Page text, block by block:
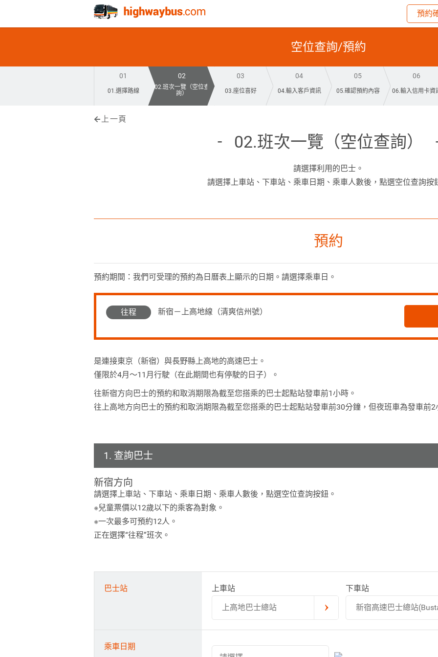
預約
空位查詢/預約
01
01.選擇路線
02
02.班次一覽（空位查
詢）
03
03.座位喜好
04
04.輸入客戶資訊
05
05.確認預約內容
06
06.輸入信用卡資
上一頁
02.班次一覽（空位查詢）
請選擇利用的巴士。
請選擇上車站、下車站、乘車日期、乘車人數後，點選空位查詢按
預約
預約期間：我們可受理的預約為日曆表上顯示的日期。請選擇乘車日。
往程 新宿－上高地線（清爽信州號）
是連接東京（新宿）與長野縣上高地的高速巴士。
僅限於4月～11月行駛（在此期間也有停駛的日子）。
往新宿方向巴士的預約和取消期限為截至您搭乘的巴士起點站發車前1小時。
往上高地方向巴士的預約和取消期限為截至您搭乘的巴士起點站發車前30分鐘，但夜班車為發車前2
1. 查詢巴士
新宿方向
請選擇上車站、下車站、乘車日期、乘車人數後，點選空位查詢按鈕。
※兒童票價以12歲以下的乘客為對象。
※一次最多可預約12人。
正在選擇“往程”班次。
巴士站 上車站
上高地巴士總站
下車站
新宿高速巴士總站
乘車日期